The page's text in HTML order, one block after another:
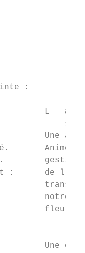
:
L   a
Une
Animés
:      de
notre
Une